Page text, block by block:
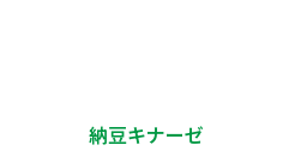
納豆キナーゼ